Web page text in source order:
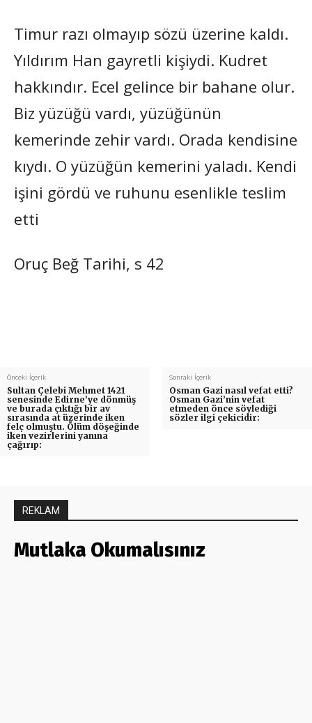
Timur razı olmayıp sözü üzerine kaldı.
Yıldırım Han gayretli kişiydi. Kudret
hakkındır. Ecel gelince bir bahane olur.
Biz yüzüğü vardı, yüzüğünün
kemerinde zehir vardı. Orada kendisine
kıydı. O yüzüğün kemerini yaladı. Kendi
işini gördü ve ruhunu esenlikle teslim
etti
Oruç Beğ Tarihi, s 42
Önceki İçerik
Sultan Çelebi Mehmet 1421
senesinde Edirne’ye dönmüş
ve burada çıktığı bir av
sırasında at üzerinde iken
felç olmuştu. Ölüm döşeğinde
iken vezirlerini yanına
çağırıp:
Sonraki İçerik
Osman Gazi nasıl vefat etti?
Osman Gazi’nin vefat
etmeden önce söylediği
sözler ilgi çekicidir:
REKLAM
Mutlaka Okumalısınız